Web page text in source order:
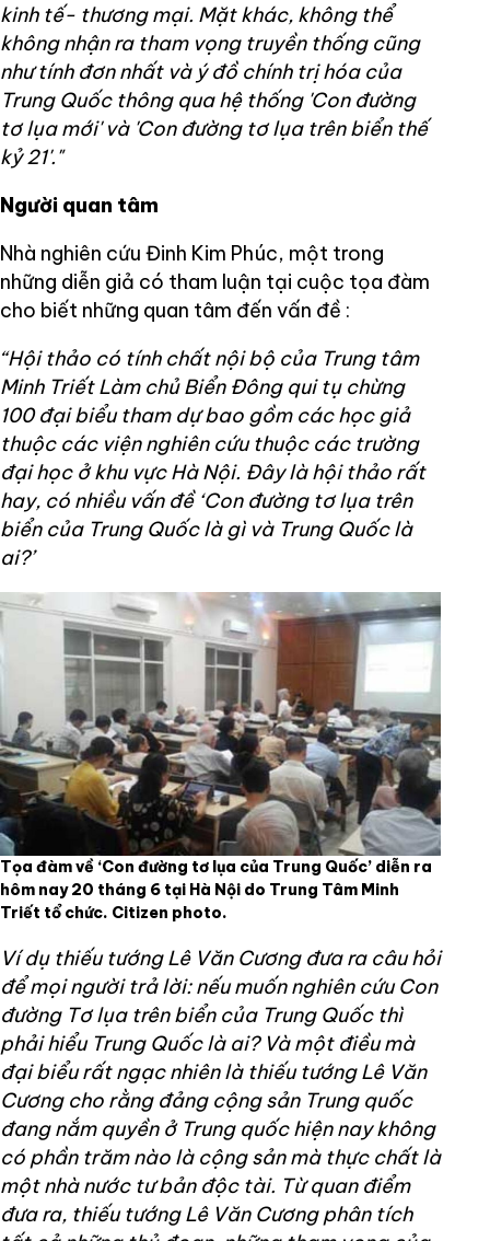
kinh tế- thương mại. Mặt khác, không thể
không nhận ra tham vọng truyền thống cũng
như tính đơn nhất và ý đồ chính trị hóa của
Trung Quốc thông qua hệ thống 'Con đường
tơ lụa mới' và 'Con đường tơ lụa trên biển thế
kỷ 21'."
Người quan tâm
Nhà nghiên cứu Đinh Kim Phúc, một trong
những diễn giả có tham luận tại cuộc tọa đàm
cho biết những quan tâm đến vấn đề :
“Hội thảo có tính chất nội bộ của Trung tâm
Minh Triết Làm chủ Biển Đông qui tụ chừng
100 đại biểu tham dự bao gồm các học giả
thuộc các viện nghiên cứu thuộc các trường
đại học ở khu vực Hà Nội. Đây là hội thảo rất
hay, có nhiều vấn đề ‘Con đường tơ lụa trên
biển của Trung Quốc là gì và Trung Quốc là
ai?’
Tọa đàm về ‘Con đường tơ lụa của Trung Quốc’ diễn ra
hôm nay 20 tháng 6 tại Hà Nội do Trung Tâm Minh
Triết tổ chức. Citizen photo.
Ví dụ thiếu tướng Lê Văn Cương đưa ra câu hỏi
để mọi người trả lời: nếu muốn nghiên cứu Con
đường Tơ lụa trên biển của Trung Quốc thì
phải hiểu Trung Quốc là ai? Và một điều mà
đại biểu rất ngạc nhiên là thiếu tướng Lê Văn
Cương cho rằng đảng cộng sản Trung quốc
đang nắm quyền ở Trung quốc hiện nay không
có phần trăm nào là cộng sản mà thực chất là
một nhà nước tư bản độc tài. Từ quan điểm
đưa ra, thiếu tướng Lê Văn Cương phân tích